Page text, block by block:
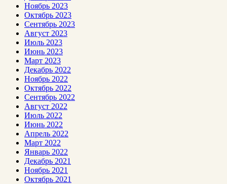
Ноябрь 2023
Октябрь 2023
Сентябрь 2023
Август 2023
Июль 2023
Июнь 2023
Март 2023
Декабрь 2022
Ноябрь 2022
Октябрь 2022
Сентябрь 2022
Август 2022
Июль 2022
Июнь 2022
Апрель 2022
Март 2022
Январь 2022
Декабрь 2021
Ноябрь 2021
Октябрь 2021